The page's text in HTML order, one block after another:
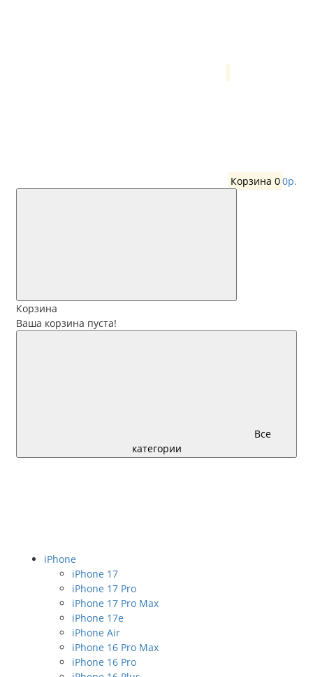
Корзина 00р.
Корзина
Ваша корзина пуста!
Все
категории
iPhone
iPhone 17
iPhone 17 Pro
iPhone 17 Pro Max
iPhone 17e
iPhone Air
iPhone 16 Pro Max
iPhone 16 Pro